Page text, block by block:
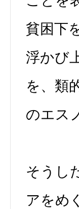
貧困下
浮かび
を、類
のエス
そうし
アをめ